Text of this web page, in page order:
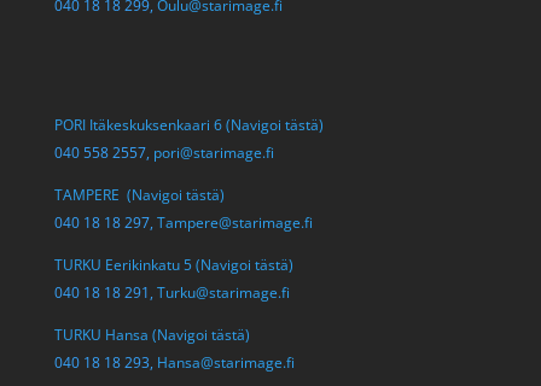
040 18 18 299, Oulu@starimage.fi
PORI Itäkeskuksenkaari 6 (Navigoi tästä)
040 558 2557, pori@starimage.fi
TAMPERE (Navigoi tästä)
040 18 18 297, Tampere@starimage.fi
TURKU Eerikinkatu 5 (Navigoi tästä)
040 18 18 291, Turku@starimage.fi
TURKU Hansa (Navigoi tästä)
040 18 18 293, Hansa@starimage.fi